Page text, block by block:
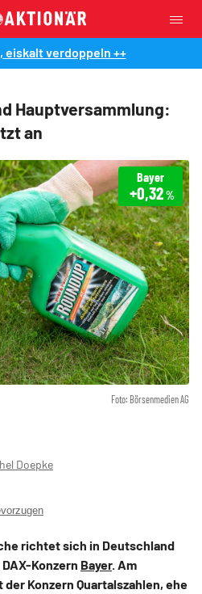
eiskalt verdoppeln ++
Hauptversammlung:
an
Foto: Börsenmedien AG
Bayer
+0,32%
Doepke
richtet sich in Deutschland
Konzern Bayer. Am
Konzern Quartalszahlen, ehe